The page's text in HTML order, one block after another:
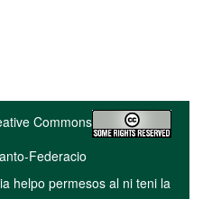
Commons
Federacio
helpo permesos al ni teni la